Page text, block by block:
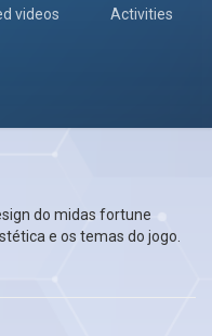
videos Activities
do midas fortune
e os temas do jogo.